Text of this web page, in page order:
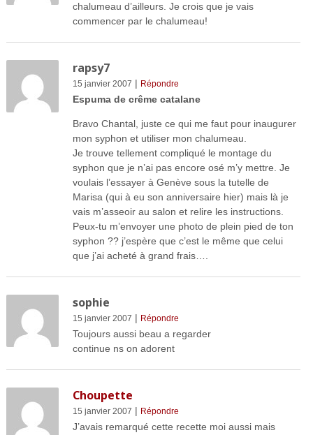
chalumeau d’ailleurs. Je crois que je vais
commencer par le chalumeau!
rapsy7
15 janvier 2007 | Répondre
Espuma de crême catalane
Bravo Chantal, juste ce qui me faut pour inaugurer
mon syphon et utiliser mon chalumeau.
Je trouve tellement compliqué le montage du
syphon que je n’ai pas encore osé m’y mettre. Je
voulais l’essayer à Genève sous la tutelle de
Marisa (qui à eu son anniversaire hier) mais là je
vais m’asseoir au salon et relire les instructions.
Peux-tu m’envoyer une photo de plein pied de ton
syphon ?? j’espère que c’est le même que celui
que j’ai acheté à grand frais….
sophie
15 janvier 2007 | Répondre
Toujours aussi beau a regarder
continue ns on adorent
Choupette
15 janvier 2007 | Répondre
J’avais remarqué cette recette moi aussi mais